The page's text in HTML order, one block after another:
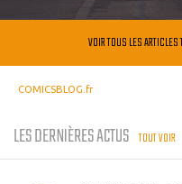
VOIR TOUS LES ARTICLES
COMICSBLOG.fr
LES DERNIÈRES ACTUS TOUT VOIR